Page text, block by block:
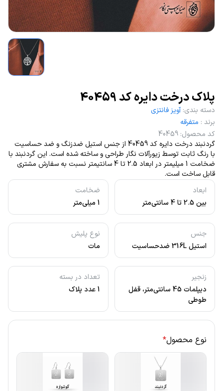
پلاک درخت دایره کد 40459
ابعاد
بین 2.5 تا 4 سانتی‌متر
ضخامت
1 میلی‌متر
جنس
استیل 316L ضدحساسیت
نوع پلیش
مات
زنجیر
دیپلمات 45 سانتی‌متر، قفل
طوطی
تعداد در بسته
1 عدد پلاک
دسته بندی: آویز فانتزی
برند : متفرقه
کد محصول:
40459
گردنبند درخت دایره کد 40459 از جنس استیل ضدزنگ و ضد حساسیت
با رنگ ثابت توسط زیورآلات نگار طراحی و ساخته شده است. این گردنبند با
ضخامت 1 میلیمتر در ابعاد 2.5 تا 4 سانتیمتر نسبت به سفارش مشتری
قابل ساخت است.
نوع محصول*